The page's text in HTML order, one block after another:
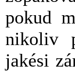
pokud
nikoliv
jakési